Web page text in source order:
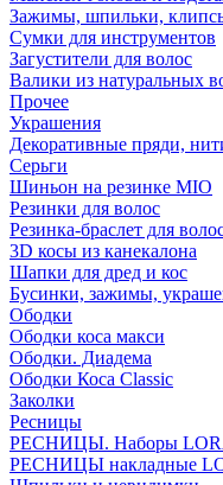
Зажимы, шпильки,
Сумки для инструментов
Загустители для волос
Валики из натуральных
Прочее
Украшения
Декоративные пряди,
Серьги
Шиньон на резинке MIO
Резинки для волос
Резинка-браслет для
3D косы из канекалона
Шапки для дред и кос
Бусинки, зажимы,
Ободки
Ободки коса макси
Ободки. Диадема
Ободки Коса Classic
Заколки
Ресницы
РЕСНИЦЫ. Наборы
РЕСНИЦЫ накладные